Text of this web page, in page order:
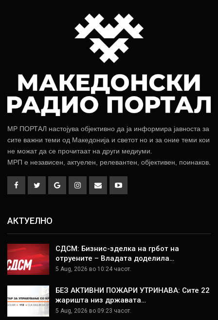
МР ПОРТАЛ настојува објективно да ја информира јавноста за
сите важни теми од Македонија и светот но и за оние теми кои
не можат да се прочитаат на други медиуми.
МРП е независен, актуелен, релевантен, објективен, поинаков.
АКТУЕЛНО
СДСМ: Бизнис-зделка на грбот на
отруените – Владата доделила…
5 Aug, 2026 во 10:24 часот.
БЕЗ АКТИВНИ ПОЖАРИ УТРИНАВА: Сите 22
жаришта низ државата…
5 Aug, 2026 во 09:23 часот.